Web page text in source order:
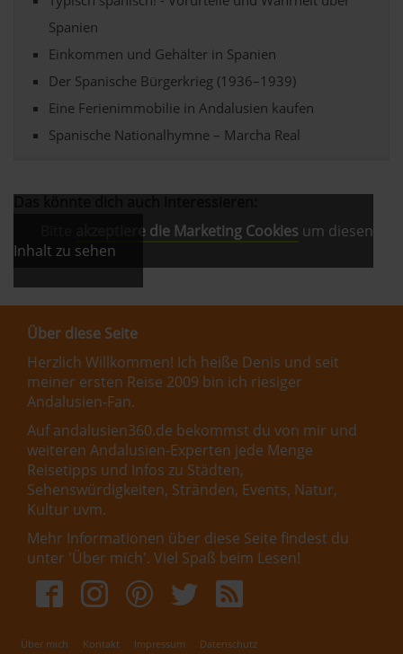
Spanien
Einkommen und Gehälter in Spanien
Der Spanische Bürgerkrieg (1936–1939)
Eine Ferienimmobilie in Andalusien kaufen
Spanische Nationalhymne – Marcha Real
akzeptiere die Marketing Cookies um diesen
Inhalt zu sehen
Über diese Seite
Herzlich Willkommen! Ich heiße Denis und seit
meiner ersten Reise 2009 bin ich riesiger
Andalusien-Fan.
Auf andalusien360.de bekommst du von mir und
weiteren Andalusien-Experten jede Menge
Reisetipps und Infos zu Städten,
Sehenswürdigkeiten, Stränden, Events, Natur,
Kultur uvm.
Mehr Informationen über diese Seite findest du
unter 'Über mich'. Viel Spaß beim Lesen!
Über mich Kontakt Impressum Datenschutz